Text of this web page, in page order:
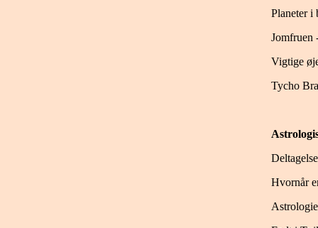
Planeter i
Jomfruen
Vigtige
Tycho
Hvornår